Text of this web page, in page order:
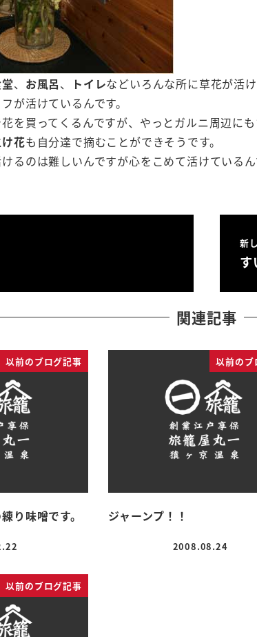
、 お風呂、 トイレなどいろんな所に草花が活け
が活けているんです。
を買ってくるんですが、やっとガルニ周辺に
花も自分達で摘むことができそうです。
るのは難しいんですが心をこめて活けている
新
す
関連記事
以前のブログ記事
り味噌です。
以前のブ
ジャーンプ！！
投稿日
2008.08.24
以前のブログ記事